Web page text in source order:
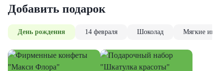
Добавить подарок
День рождения 14 февраля Шоколад Мягкие